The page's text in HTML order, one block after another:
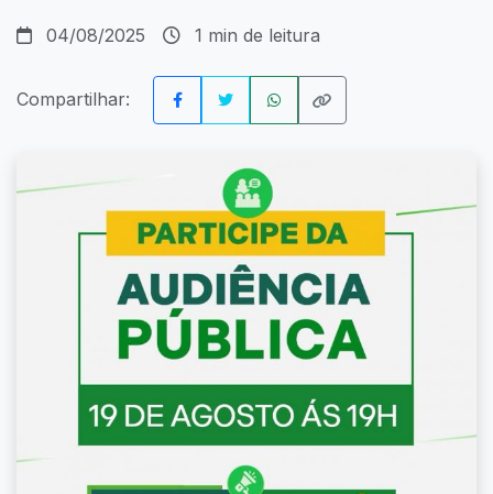
04/08/2025 1 min de leitura
Compartilhar: